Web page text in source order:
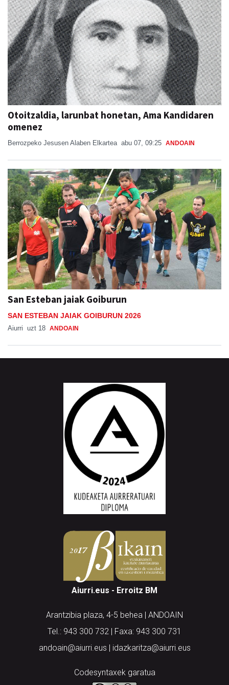
Otoitzaldia, larunbat honetan, Ama Kandidaren
omenez
Berrozpeko Jesusen Alaben Elkartea abu 07, 09:25 ANDOAIN
San Esteban jaiak Goiburun
SAN ESTEBAN JAIAK GOIBURUN 2026
Aiurri uzt 18 ANDOAIN
Aiurri.eus - Erroitz BM
Arantzibia plaza, 4-5 behea | ANDOAIN
Tel.: 943 300 732 | Faxa: 943 300 731
andoain@aiurri.eus | idazkaritza@aiurri.eus
Codesyntaxek garatua